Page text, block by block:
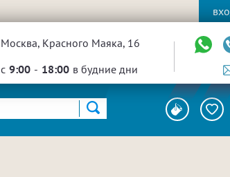
Москва, Красного Маяка, 16
с 9:00 - 18:00 в будние дни